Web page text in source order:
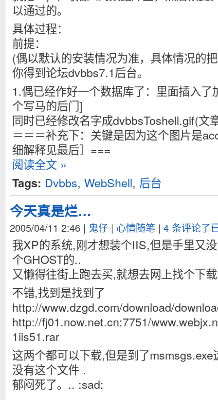
以通过的。
具体过程：
前提：
(偶以默认的安装情况为准，具体情况的
你得到论坛dvbbs7.1后台。
1.偶已经作好一个数据库了：里面插入
个写马的后门]
同时已经修改名字成dvbbsToshell.gif(文
＝＝＝补充下：关键是因为这个图片是
细解释见最后］===
阅读全文 »
Tags: Dvbbs, WebShell, 后台
今天真是烂…
2005/04/11 2:46 | 鬼仔 | 心情随笔 | 4 条评论了
我XP的系统,刚才想装个IIS,但是手里又
个GHOST的..
又懒得往街上跑去买,就想去网上找个下
不错,找到是找到了
http://www.dzgd.com/download/
http://fj01.now.net.cn:7751/
1iis51.rar
这两个都可以下载,但是到了
没有这个文件 .
郁闷死了。.. :sad: